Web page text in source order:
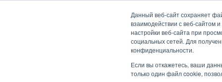
Данный веб-сайт сохраняет
взаимодействии с веб-сайтом
настройки веб-сайта при
социальных сетей. Для
конфиденциальности.
Если вы откажетесь, ваши
только один файл cookie,
Продукты